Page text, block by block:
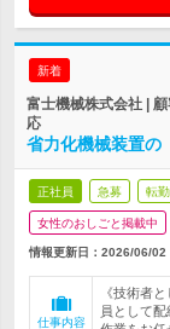
新着
富士機械株式会社 |
応
省力化機械装置の
正社員 急募 転
女性のおしごと掲載中
情報更新日：2026/06/02
仕事内容
《技術者
員として